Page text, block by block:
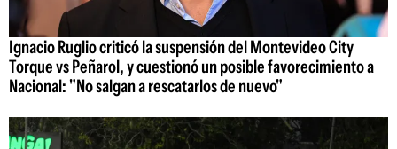
Ignacio Ruglio criticó la suspensión del Montevideo City
Torque vs Peñarol, y cuestionó un posible favorecimiento a
Nacional: "No salgan a rescatarlos de nuevo"